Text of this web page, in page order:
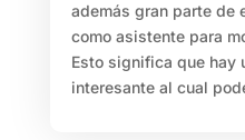
además gran parte de
como asistente para
Esto significa que hay
interesante al cual